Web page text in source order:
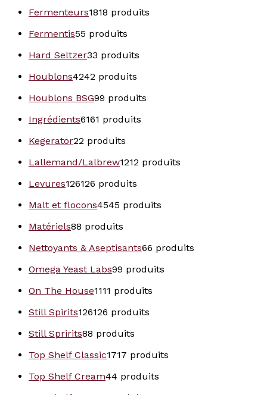
Fermenteurs1818 produits
Fermentis55 produits
Hard Seltzer33 produits
Houblons4242 produits
Houblons BSG99 produits
Ingrédients6161 produits
Kegerator22 produits
Lallemand/Lalbrew1212 produits
Levures126126 produits
Malt et flocons4545 produits
Matériels88 produits
Nettoyants & Aseptisants66 produits
Omega Yeast Labs99 produits
On The House1111 produits
Still Spirits126126 produits
Still Spririts88 produits
Top Shelf Classic1717 produits
Top Shelf Cream44 produits